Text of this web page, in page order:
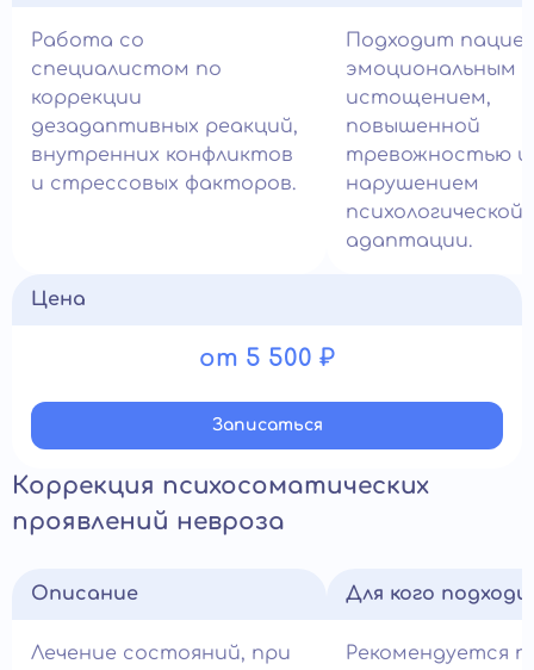
Работа со
специалистом по
коррекции
дезадаптивных реакций,
внутренних конфликтов
и стрессовых факторов.
Подходит
эмоциональным
истощением,
повышенной
тревожностью и
нарушением
психологической
адаптации.
Цена
от 5 500 ₽
Записатьcя
Коррекция психосоматических
проявлений невроза
Описание
Лечение состояний, при
Для кого
Рекомендуется